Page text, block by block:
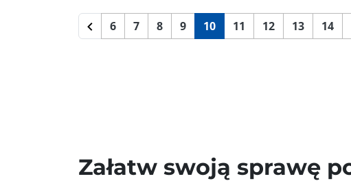
6 7 8 9 10 11 12 13 14
Załatw swoją sprawę